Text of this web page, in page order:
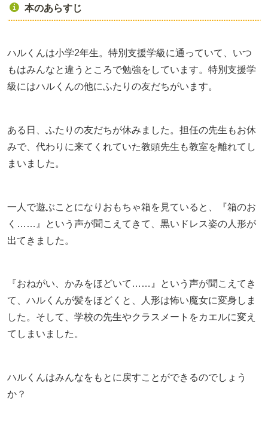
本のあらすじ
ハルくんは小学2年生。特別支援学級に通っていて、いつ
もはみんなと違うところで勉強をしています。特別支援学
級にはハルくんの他にふたりの友だちがいます。
ある日、ふたりの友だちが休みました。担任の先生もお休
みで、代わりに来てくれていた教頭先生も教室を離れてし
まいました。
一人で遊ぶことになりおもちゃ箱を見ていると、『箱のお
く……』という声が聞こえてきて、黒いドレス姿の人形が
出てきました。
『おねがい、かみをほどいて……』という声が聞こえてき
て、ハルくんが髪をほどくと、人形は怖い魔女に変身しま
した。そして、学校の先生やクラスメートをカエルに変え
てしまいました。
ハルくんはみんなをもとに戻すことができるのでしょう
か？